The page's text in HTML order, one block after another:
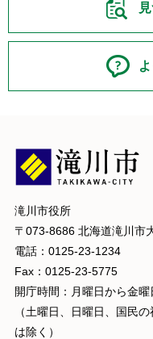
滝川市役所
〒073-8686 北海道滝川市
電話：0125-23-1234
Fax：0125-23-5775
開庁時間：月曜日から金
（土曜日、日曜日、国民
は除く）